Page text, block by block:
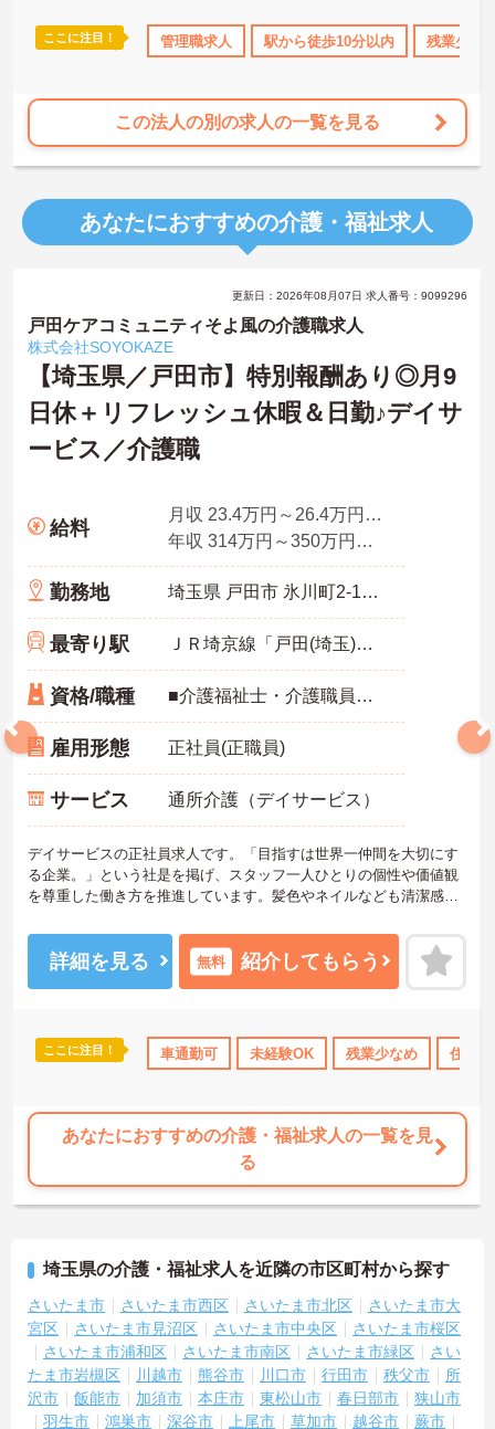
・補助 年間休日110日以上 高収入 ボーナス・賞与あり
ここに注目！ 管理職求人 駅から徒歩10分以内 残業少な
この法人の別の求人の一覧を見る
あなたにおすすめの介護・福祉求人
交通費支給
更新日：2026年08月07日 求人番号：9099296
戸田ケアコミュニティそよ風の介護職求人
株式会社SOYOKAZE
【埼玉県／戸田市】特別報酬あり◎月9
日休＋リフレッシュ休暇＆日勤♪デイサ
ービス／介護職
給料
月収 23.4万円～26.4万円程度 諸手当込
年収 314万円～350万円程度（諸手当込み）、別途賞与年2回支給
勤務地 埼玉県 戸田市 氷川町2-16-23
最寄り駅 ＪＲ埼京線「戸田(埼玉)駅」徒歩17分
資格/職種 ■介護福祉士・介護職員初任者研修（ヘルパー2級）以上 ※ブランク可能
雇用形態 正社員(正職員)
サービス 通所介護（デイサービス）
デイサービスの正社員求人です。「目指すは世界一仲間を大切にす
る企業。」という社是を掲げ、スタッフ一人ひとりの個性や価値観
を尊重した働き方を推進しています。髪色やネイルなども清潔感が
ことが可能です。日々の頑張りやチームワークは賞与とは別に支給
される特別報酬としてしっかり還元されるため、高いモチベーショ
ンを維持しながら業務に取り組めます。残業は少なく、月9日の公休
より70歳まで勤務可能であり、退職金制度も完備されているなど、
長期的に安定したキャリアを築いていける職場です。入社後はOJT
★おすすめPOINT★
【賞与とは別に特別報酬が支給され、収入アップが期待できます】
・日々の施設運営への貢献やチームワークが多角的に評価されるた
め、目に見える形で還元されます。
・努力がダイレクトに評価へつながる制度により、仕事へのモチベ
【チームでの情報共有が徹底されており、安心して業務に取り組め
る体制です】
・毎朝スタッフ全員でミーティングを行い、お客様の体調や業務連
絡を細やかに共有する仕組みがあります。
・多職種連携で職種を超えて相談しやすい雰囲気のもと、困った時
もすぐにお互いをフォローし合えます。
【残業が少なく独自の休暇制度も完備され、長期的に安定して働け
詳細を見る 無料 紹介してもらう
ここに注目！ 車通勤可 未経験OK 残業少なめ 住宅
あなたにおすすめの介護・福祉求人の一覧を見
る
埼玉県の介護・福祉求人を近隣の市区町村から探す
さいたま市 さいたま市西区 さいたま市北区
さいたま市大
宮区
さいたま市見沼区 さいたま市中央区
さいたま市桜区
さいたま市浦和区
さいたま市南区 さいたま市緑区
さい
たま市岩槻区
川越市 熊谷市 川口市 行田市 秩父市
所
沢市
飯能市 加須市 本庄市 東松山市 春日部市
狭山市
羽生市
鴻巣市 深谷市 上尾市 草加市 越谷市 蕨市